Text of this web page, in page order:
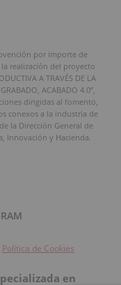
por importe de
realización del proyecto
A TRAVÉS DE LA
ACABADO 4.0”,
dirigidas al fomento,
conexos a la industria de
la Dirección General de
Innovación y Hacienda.
Política de Cookies
en